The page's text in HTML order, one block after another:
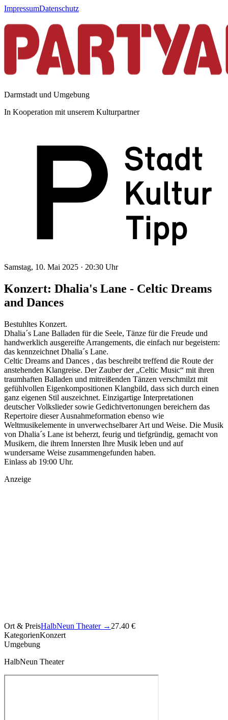
ImpressumDatenschutz
Darmstadt und Umgebung
In Kooperation mit unserem Kulturpartner
Samstag, 10. Mai 2025 · 20:30 Uhr
Konzert: Dhalia's Lane - Celtic Dreams
and Dances
Bestuhltes Konzert.
Dhalia´s Lane Balladen für die Seele, Tänze für die Freude und
handwerklich ausgereifte Arrangements, die einfach nur begeistern:
das kennzeichnet Dhalia´s Lane.
Celtic Dreams and Dances , das beschreibt treffend die Route der
anstehenden Klangreise. Der Zauber der „Celtic Music“ mit ihren
traumhaften Balladen und mitreißenden Tänzen verschmilzt mit
gefühlvollen Eigenkompositionen Klangbild, dass sich durch einen
ganz eigenen Stil auszeichnet. Einzigartige Interpretationen
deutscher Volkslieder sowie Gedichtvertonungen bereichern das
Repertoire dieser Ausnahmeformation ebenso wie
Weltmusikelemente in unverwechselbarer Art und Weise. Die Musik
von Dhalia´s Lane ist beherzt, feurig und tiefgründig, gemacht von
Musikern, die ihrem Innersten Ihre Musik leben und auf
wundersame Weise zusammengefunden haben.
Einlass ab 19:00 Uhr.
Anzeige
Ort & PreisHalbNeun Theater→ 27.40 €
KategorienKonzert
Umgebung
HalbNeun Theater